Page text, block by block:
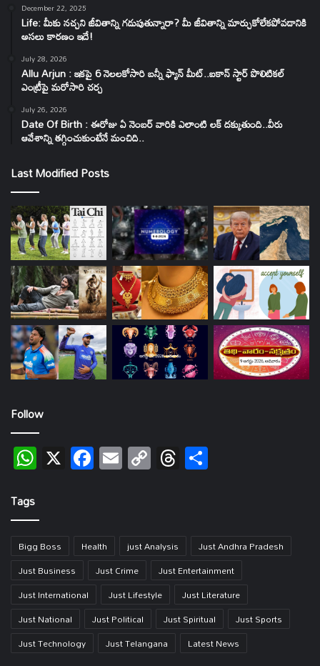
December 22, 2025
Life: మీకు నచ్చని జీవితాన్ని గడుపుతున్నారా? మీ జీవితాన్ని మార్చుకోలేకపోవడానికి
అసలు కారణం ఇదే!
July 28, 2026
Allu Arjun : ఇకపై 6 నెలలకోసారి బన్నీ ఫ్యాన్ మీట్..ఐకాన్ స్టార్ పొలిటికల్
ఎంట్రీపై మరోసారి చర్చ
July 26, 2026
Date Of Birth : ఈరోజు ఏ నెంబర్ వారికి ఎలాంటి లక్ దక్కుతుంది..వీరు
ఆవేశాన్ని తగ్గించుకుంటేనే మంచిది..
Last Modified Posts
Follow
WhatsApp
X Facebook
EmailCopy
Link
Threads
Tags
Bigg Boss Health just Analysis
Just Andhra Pradesh
Just Business
Just Crime
Just Entertainment
Just International
Just Lifestyle
Just Literature
Just National
Just Political Just Spiritual
Just Sports
Just Technology
Just Telangana Latest News